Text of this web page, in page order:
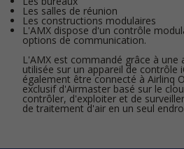
Les salles de réunion
Les constructions modulaires
L'AMX dispose d'un contrôle
options de communication.
L'AMX est commandé grâce à une
utilisée sur un appareil de contrôle
également être connecté à Airlinq
exclusif d'Airmaster basé sur le
contrôler, d'exploiter et de
de traitement d'air en un seul